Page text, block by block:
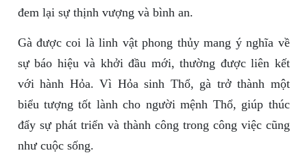
đem lại sự thịnh vượng và bình an.
Gà được coi là linh vật phong thủy mang ý nghĩa về
sự báo hiệu và khởi đầu mới, thường được liên kết
với hành Hỏa. Vì Hỏa sinh Thổ, gà trở thành một
biểu tượng tốt lành cho người mệnh Thổ, giúp thúc
đẩy sự phát triển và thành công trong công việc cũng
như cuộc sống.